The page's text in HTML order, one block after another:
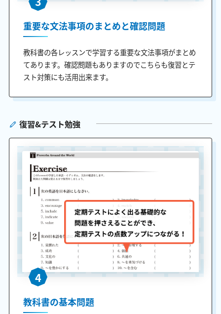
重要な文法事項のまとめと確認問題
教科書の各レッスンで学習する重要な文法事項がまとめ
てあります。確認問題もありますのでこちらも復習とテ
スト対策にも活用出来ます。
復習&テスト勉強
4
教科書の基本問題